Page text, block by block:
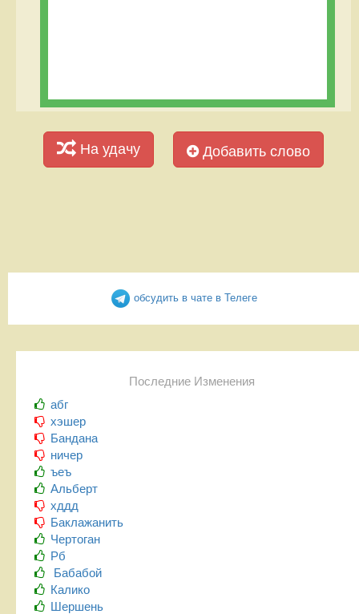
На удачу Добавить слово
обсудить в чате в Телеге
Последние Изменения
абг
хэшер
Бандана
ничер
ъеъ
Альберт
хддд
Баклажанить
Чертоган
Рб
Бабабой
Калико
Шершень